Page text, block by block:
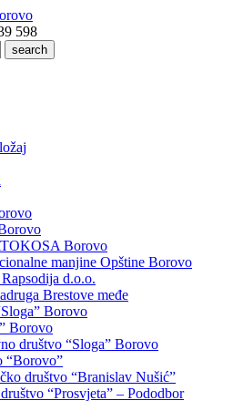
598
Borovo
manjine Opštine Borovo
d.o.o.
Brestove međe
Borovo
Borovo
društvo “Sloga” Borovo
“Borovo”
društvo “Branislav Nušić”
“Prosvjeta” – Pododbor